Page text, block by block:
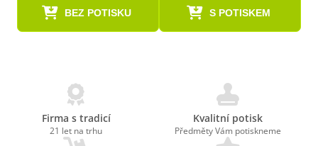
BEZ POTISKU S POTISKEM
Firma s tradicí
21 let na trhu
Kvalitní potisk
Předměty Vám potiskneme